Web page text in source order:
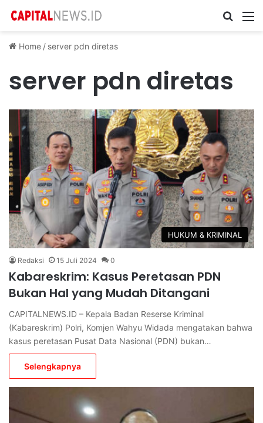
Cari ...
Home / server pdn diretas
server pdn diretas
HUKUM & KRIMINAL
Redaksi 15 Juli 2024 0
Kabareskrim: Kasus Peretasan PDN
Bukan Hal yang Mudah Ditangani
CAPITALNEWS.ID – Kepala Badan Reserse Kriminal
(Kabareskrim) Polri, Komjen Wahyu Widada mengatakan bahwa
kasus peretasan Pusat Data Nasional (PDN) bukan…
Selengkapnya